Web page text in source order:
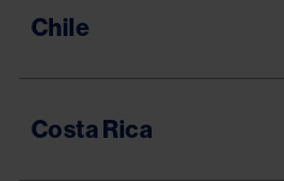
Chile
Costa Rica